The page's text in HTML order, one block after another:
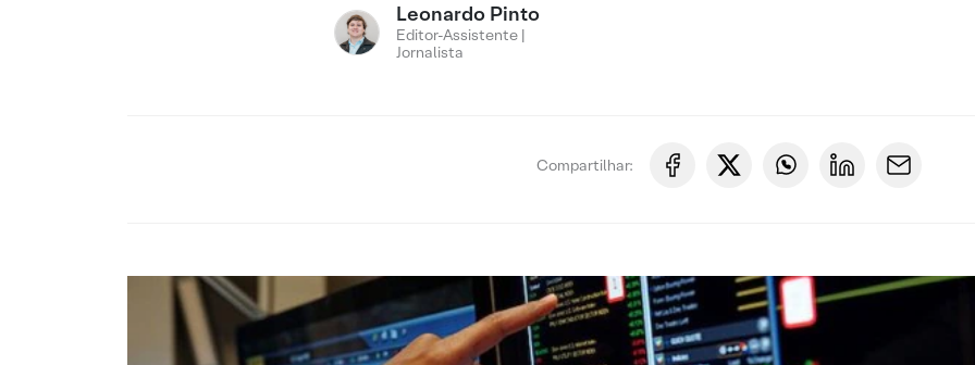
Leonardo Pinto
Editor-Assistente |
Jornalista
Compartilhar: